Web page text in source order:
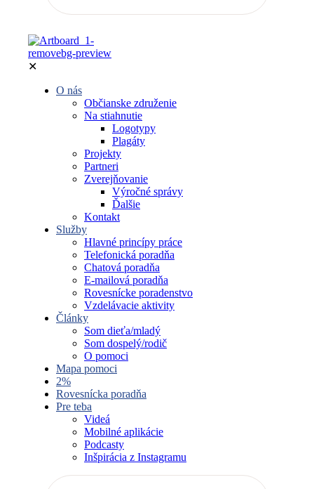
✕
O nás
Občianske združenie
Na stiahnutie
Logotypy
Plagáty
Projekty
Partneri
Zverejňovanie
Výročné správy
Ďalšie
Kontakt
Služby
Hlavné princípy práce
Telefonická poradňa
Chatová poradňa
E-mailová poradňa
Rovesnícke poradenstvo
Vzdelávacie aktivity
Články
Som dieťa/mladý
Som dospelý/rodič
O pomoci
Mapa pomoci
2%
Rovesnícka poradňa
Pre teba
Videá
Mobilné aplikácie
Podcasty
Inšpirácia z Instagramu